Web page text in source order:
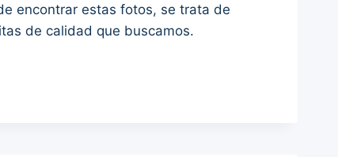
encontrar estas fotos, se trata de
de calidad que buscamos.